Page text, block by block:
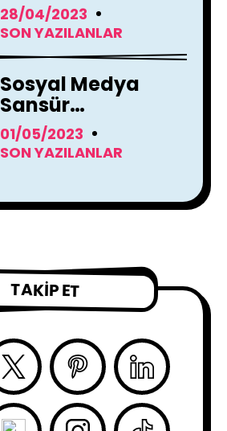
Instagram Yapay
Zeka Araçları
Kullanacak
28/04/2023
SON YAZILANLAR
Sosyal Medya
Sansür
Tartışmaları
01/05/2023
SON YAZILANLAR
TAKIP ET